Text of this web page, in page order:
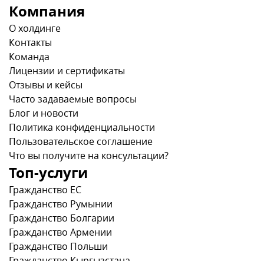
Компания
О холдинге
Контакты
Команда
Лицензии и сертификаты
Отзывы и кейсы
Часто задаваемые вопросы
Блог и новости
Политика конфиденциальности
Пользовательское соглашение
Что вы получите на консультации?
Топ-услуги
Гражданство ЕС
Гражданство Румынии
Гражданство Болгарии
Гражданство Армении
Гражданство Польши